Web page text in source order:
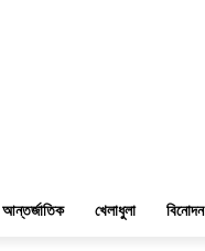
আন্তর্জাতিক খেলাধুলা বিনোদন